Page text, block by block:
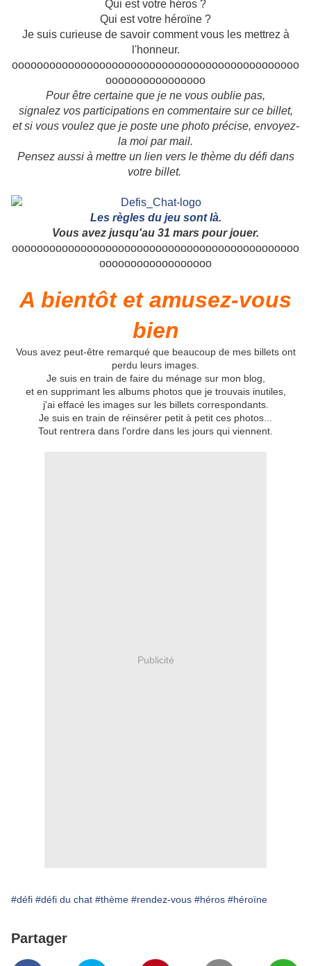
Qui est votre héros ?
Qui est votre héroïne ?
Je suis curieuse de savoir comment vous les mettrez à
l'honneur.
oooooooooooooooooooooooooooooooooooooooooooooo
oooooooooooooooo
Pour être certaine que je ne vous oublie pas,
signalez vos participations en commentaire sur ce billet,
et si vous voulez que je poste une photo précise, envoyez-
la moi par mail.
Pensez aussi à mettre un lien vers le thème du défi dans
votre billet.
Les règles du jeu sont là.
Vous avez jusqu'au 31 mars pour jouer.
oooooooooooooooooooooooooooooooooooooooooooooo
oooooooooooooooooo
A bientôt et amusez-vous
bien
Vous avez peut-être remarqué que beaucoup de mes billets ont
perdu leurs images.
Je suis en train de faire du ménage sur mon blog,
et en supprimant les albums photos que je trouvais inutiles,
j'ai effacé les images sur les billets correspondants.
Je suis en train de réinsérer petit à petit ces photos...
Tout rentrera dans l'ordre dans les jours qui viennent.
Publicité
#défi #défi du chat #thème #rendez-vous #héros #héroïne
Partager